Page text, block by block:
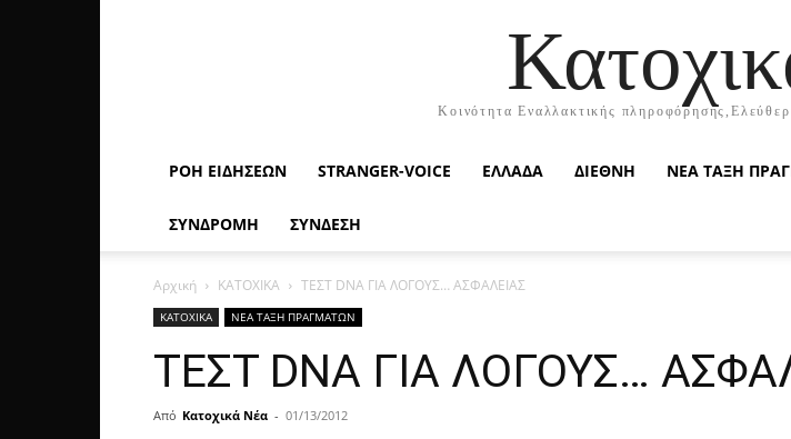
Κοινότητα Εναλλακτικής
ΡΟΉ ΕΙΔΉΣΕΩΝ STRANGER-VOICE ΕΛΛΑΔΑ ΔΙΕΘΝΗ ΝΕΑ ΤΑΞΗ
ΣΥΝΔΡΟΜΗ ΣΥΝΔΕΣΗ
Αρχική ΚΑΤΟΧΙΚΑ ΤΕΣΤ DNA ΓΙΑ ΛΟΓΟΥΣ… ΑΣΦΑΛΕΙΑΣ
ΚΑΤΟΧΙΚΑ ΝΕΑ ΤΑΞΗ ΠΡΑΓΜΑΤΩΝ
ΤΕΣΤ DNA ΓΙΑ ΛΟΓΟΥΣ…
Από Κατοχικά Νέα - 01/13/2012